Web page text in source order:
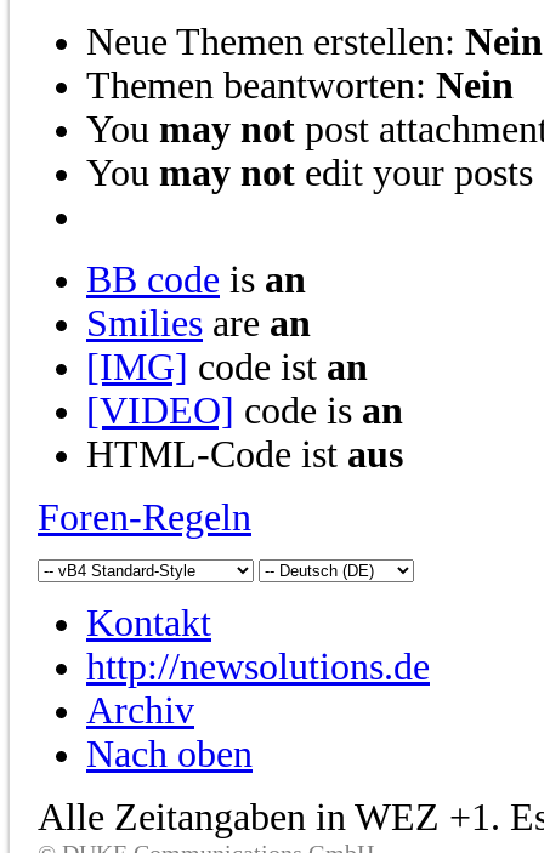
Neue Themen erstellen: Nein
Themen beantworten: Nein
You may not post
You may not edit your posts
BB code is an
Smilies are an
[IMG] code ist an
[VIDEO] code is an
HTML-Code ist aus
Foren-Regeln
Kontakt
http://newsolutions.de
Archiv
Nach oben
Alle Zeitangaben in WEZ +1.